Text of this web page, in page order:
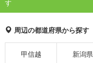
す
周辺の都道府県から探す
甲信越 新潟県